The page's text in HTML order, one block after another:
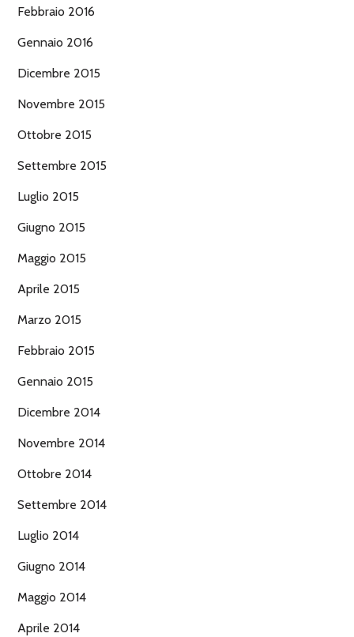
Febbraio 2016
Gennaio 2016
Dicembre 2015
Novembre 2015
Ottobre 2015
Settembre 2015
Luglio 2015
Giugno 2015
Maggio 2015
Aprile 2015
Marzo 2015
Febbraio 2015
Gennaio 2015
Dicembre 2014
Novembre 2014
Ottobre 2014
Settembre 2014
Luglio 2014
Giugno 2014
Maggio 2014
Aprile 2014